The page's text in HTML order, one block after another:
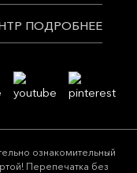
ознакомительный
Перепечатка без